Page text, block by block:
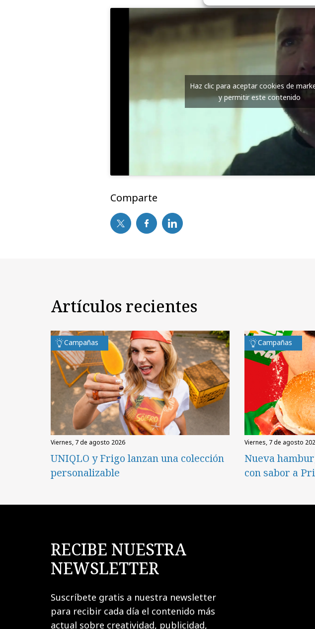
Haz clic para aceptar cookies de
y permitir este contenido
Comparte
Artículos recientes
Campañas
viernes, 7 de agosto 2026
UNIQLO y Frigo lanzan una colección
personalizable
Campañas
viernes, 7 de agosto
Nueva
con sabor a
RECIBE NUESTRA
NEWSLETTER
Suscríbete gratis a nuestra newsletter
para recibir cada día el contenido más
actual sobre creatividad, publicidad,